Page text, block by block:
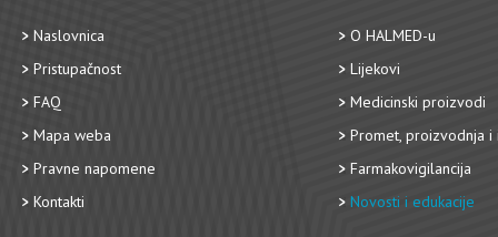
Naslovnica
Pristupačnost
FAQ
Mapa weba
Pravne napomene
Kontakti
O HALMED-u
Lijekovi
Medicinski proizvodi
Promet, proizvodnja i
Farmakovigilancija
Novosti i edukacije